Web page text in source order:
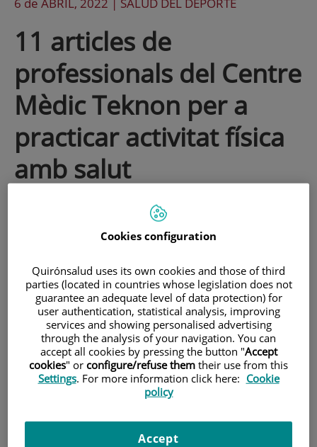
11 articles de
professionals del Centre
Mèdic Teknon per a
practicar activitat física
amb salut
Avui, Dia Mundial de l'Activitat Física, et
proposem 11 articles de professionals de
practicar esport de manera saludable.
Cookies configuration
Quirónsalud uses its own cookies and those of third
parties (located in countries whose legislation does not
guarantee an adequate level of data protection) for
user authentication, statistical analysis, improving
services and showing personalised advertising
through the analysis of your navigation. You can
accept all cookies by pressing the button "Accept
cookies" or configure/refuse them their use from this
Settings. For more information click here: Cookie
policy
Accept